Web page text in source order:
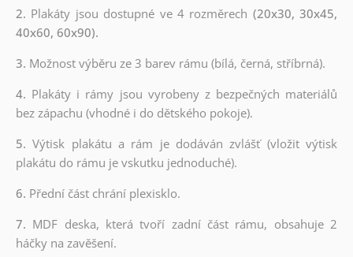
2. Plakáty jsou dostupné ve 4 rozměrech (20x30, 30x45,
40x60, 60x90).
3. Možnost výběru ze 3 barev rámu (bílá, černá, stříbrná).
4. Plakáty i rámy jsou vyrobeny z bezpečných materiálů
bez zápachu (vhodné i do dětského pokoje).
5.Výtisk plakátu a rám je dodáván zvlášť (vložit výtisk
plakátu do rámu je vskutku jednoduché).
6. Přední část chrání plexisklo.
7. MDF deska, která tvoří zadní část rámu, obsahuje 2
háčky na zavěšení.